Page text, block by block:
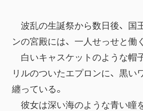
波乱の生誕祭から数日後、国
ンの宮殿には、一人せっせと働
白いキャスケットのような帽
リルのついたエプロンに、黒い
纏っている。
彼女は深い海のような青い瞳